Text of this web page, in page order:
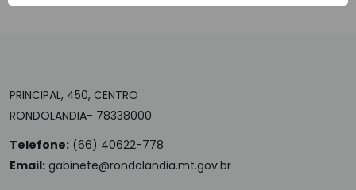
PRINCIPAL, 450, CENTRO
RONDOLANDIA- 78338000
Telefone: (66) 40622-778
Email: gabinete@rondolandia.mt.gov.br